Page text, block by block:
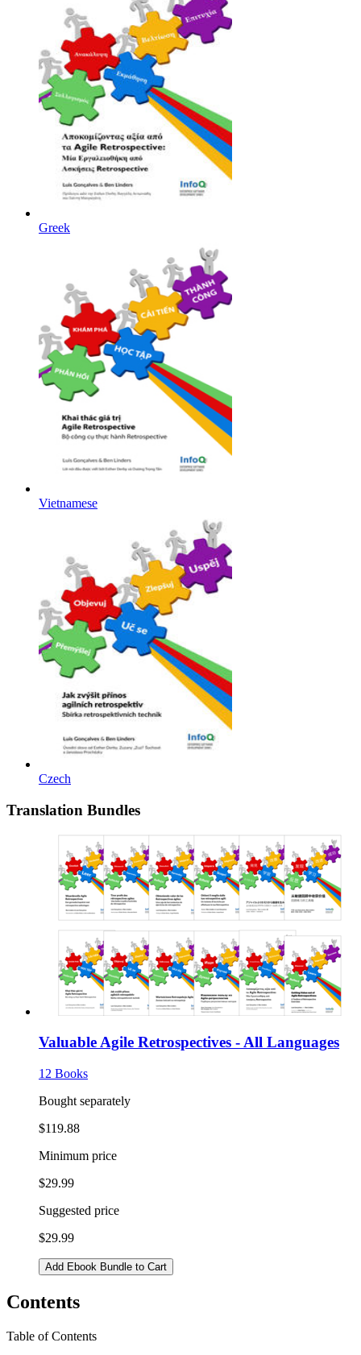
Greek
Vietnamese
Czech
Translation Bundles
Valuable Agile Retrospectives - All Languages
12 Books
Bought separately
$119.88
Minimum price
$29.99
Suggested price
$29.99
Add Ebook Bundle to Cart
Contents
Table of Contents